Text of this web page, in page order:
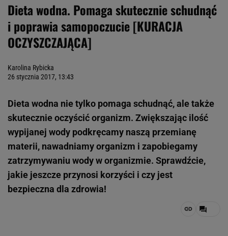
Dieta wodna. Pomaga skutecznie schudnąć
i poprawia samopoczucie [KURACJA
OCZYSZCZAJĄCA]
Karolina Rybicka
26 stycznia 2017, 13:43
Dieta wodna nie tylko pomaga schudnąć, ale także
skutecznie oczyścić organizm. Zwiększając ilość
wypijanej wody podkręcamy naszą przemianę
materii, nawadniamy organizm i zapobiegamy
zatrzymywaniu wody w organizmie. Sprawdźcie,
jakie jeszcze przynosi korzyści i czy jest
bezpieczna dla zdrowia!